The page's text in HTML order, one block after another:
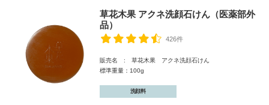
草花木果 アクネ洗顔石けん（医薬部外
品）
426件
販売名 : 草花木果 アクネ洗顔石けん
標準重量：100g
洗顔料